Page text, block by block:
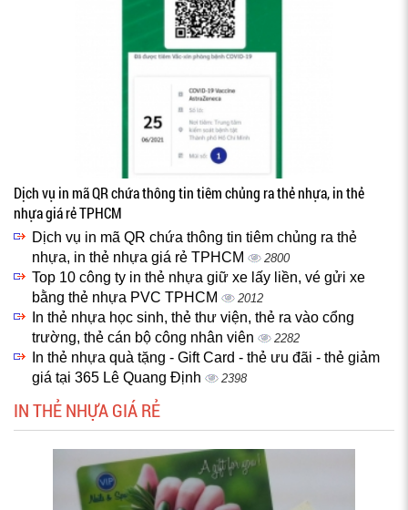
Dịch vụ in mã QR chứa thông tin tiêm chủng ra thẻ nhựa, in thẻ
nhựa giá rẻ TPHCM
Dịch vụ in mã QR chứa thông tin tiêm chủng ra thẻ
nhựa, in thẻ nhựa giá rẻ TPHCM
2800
Top 10 công ty in thẻ nhựa giữ xe lấy liền, vé gửi xe
bằng thẻ nhựa PVC TPHCM
2012
In thẻ nhựa học sinh, thẻ thư viện, thẻ ra vào cổng
trường, thẻ cán bộ công nhân viên
2282
In thẻ nhựa quà tặng - Gift Card - thẻ ưu đãi - thẻ giảm
giá tại 365 Lê Quang Định
2398
IN THẺ NHỰA GIÁ RẺ